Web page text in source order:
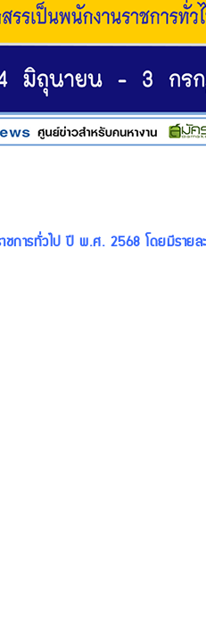
ชการทั่วไป ปี พ.ศ. 2568 โดยมีรายล